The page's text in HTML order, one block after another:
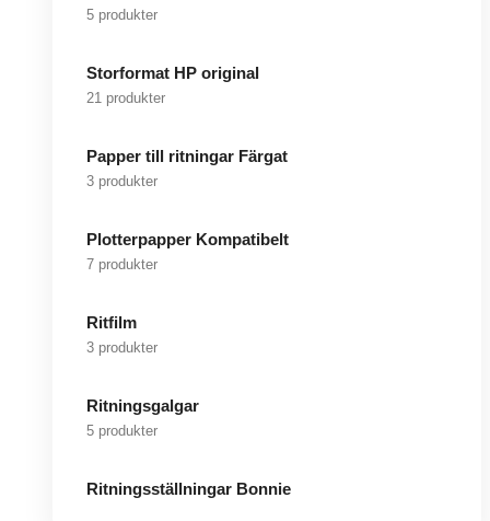
5 produkter
Storformat HP original
21 produkter
Papper till ritningar Färgat
3 produkter
Plotterpapper Kompatibelt
7 produkter
Ritfilm
3 produkter
Ritningsgalgar
5 produkter
Ritningsställningar Bonnie